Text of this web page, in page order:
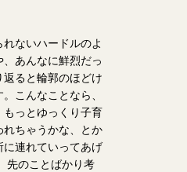
ないハードルのよ
あんなに鮮烈だっ
ると輪郭のほどけ
こんなことなら、
っとゆっくり子育
れちゃうかな、とか
連れていってあげ
先のことばかり考